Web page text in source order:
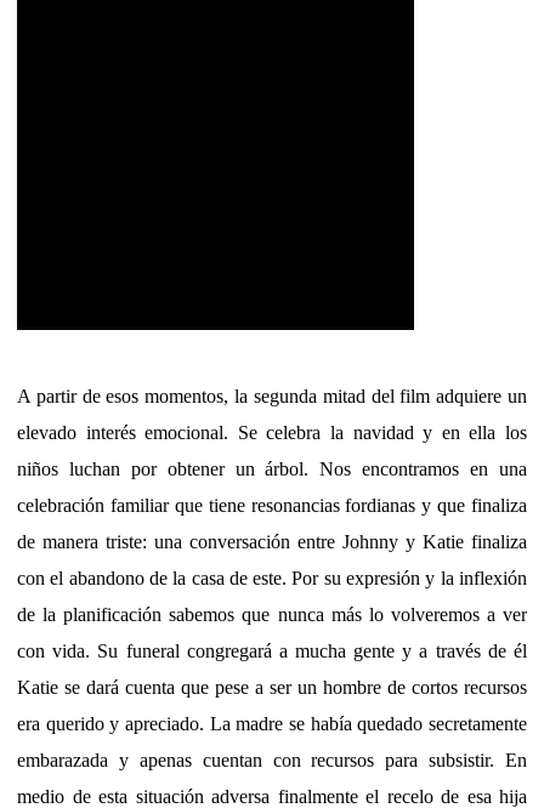
A partir de esos momentos, la segunda mitad del film adquiere un
elevado interés emocional. Se celebra la navidad y en ella los
niños luchan por obtener un árbol. Nos encontramos en una
celebración familiar que tiene resonancias fordianas y que finaliza
de manera triste: una conversación entre Johnny y Katie finaliza
con el abandono de la casa de este. Por su expresión y la inflexión
de la planificación sabemos que nunca más lo volveremos a ver
con vida. Su funeral congregará a mucha gente y a través de él
Katie se dará cuenta que pese a ser un hombre de cortos recursos
era querido y apreciado. La madre se había quedado secretamente
embarazada y apenas cuentan con recursos para subsistir. En
medio de esta situación adversa finalmente el recelo de esa hija